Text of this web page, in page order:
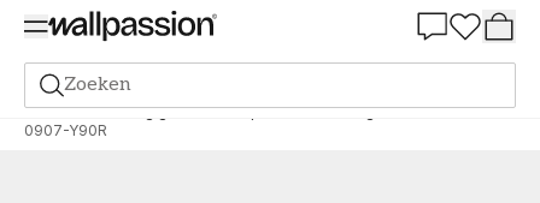
Zoeken
Verf Bestelling gebaseerd op NCS Bestelling door NCS
0907-Y90R